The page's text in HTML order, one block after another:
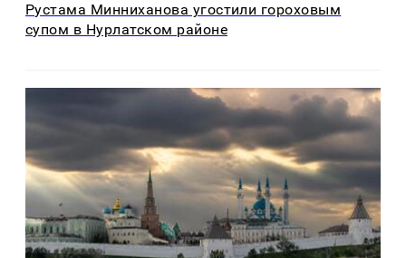
Рустама Минниханова угостили гороховым
супом в Нурлатском районе